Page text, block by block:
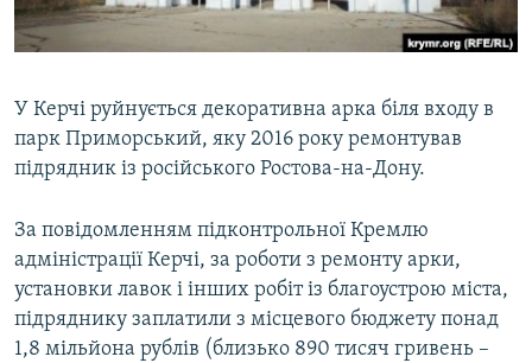
УКРАЇНСЬКА ПРОБЛЕМА КРИМУ
Qırımtatar
У Керчі руйнується декоративна арка біля входу в
парк Приморський, яку 2016 року ремонтував
підрядник із російського Ростова-на-Дону.
За повідомленням підконтрольної Кремлю
адміністрації Керчі, за роботи з ремонту арки,
установки лавок і інших робіт із благоустрою міста,
підряднику заплатили з місцевого бюджету понад
1,8 мільйона рублів (близько 890 тисяч гривень –